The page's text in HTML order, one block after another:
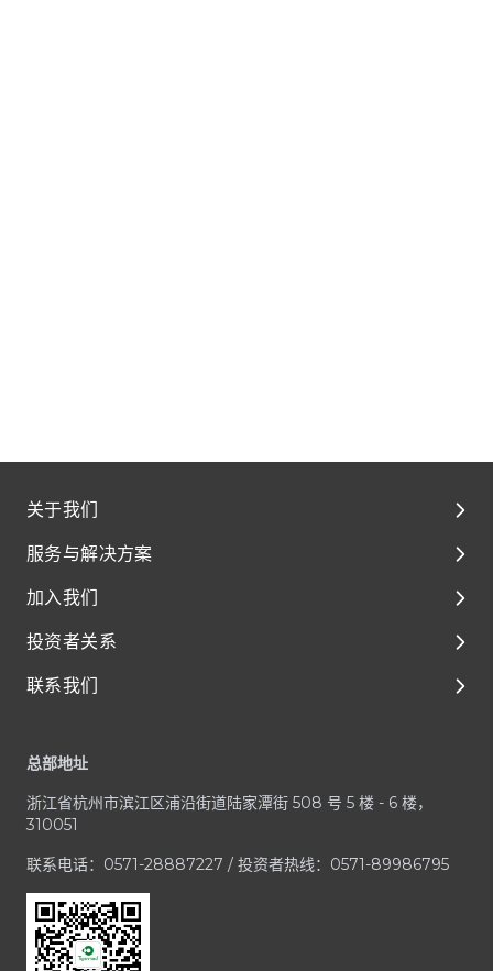
关于我们
关于我们
环境、社会及管治（ESG）
媒体与资源
服务与解决方案
解决方案
临床前开发
临床开发
治疗领域
加入我们
泰格人的故事
人才成长与发展
加入泰格医药
投资者关系
公司治理
公司公告
招股文件
投资者联系方式
联系我们
业务咨询 / RFP
媒体与投资者咨询
合规疑虑
总部地址
浙江省杭州市滨江区浦沿街道陆家潭街 508 号 5 楼 - 6 楼，
310051
联系电话：0571-28887227 / 投资者热线：0571-89986795